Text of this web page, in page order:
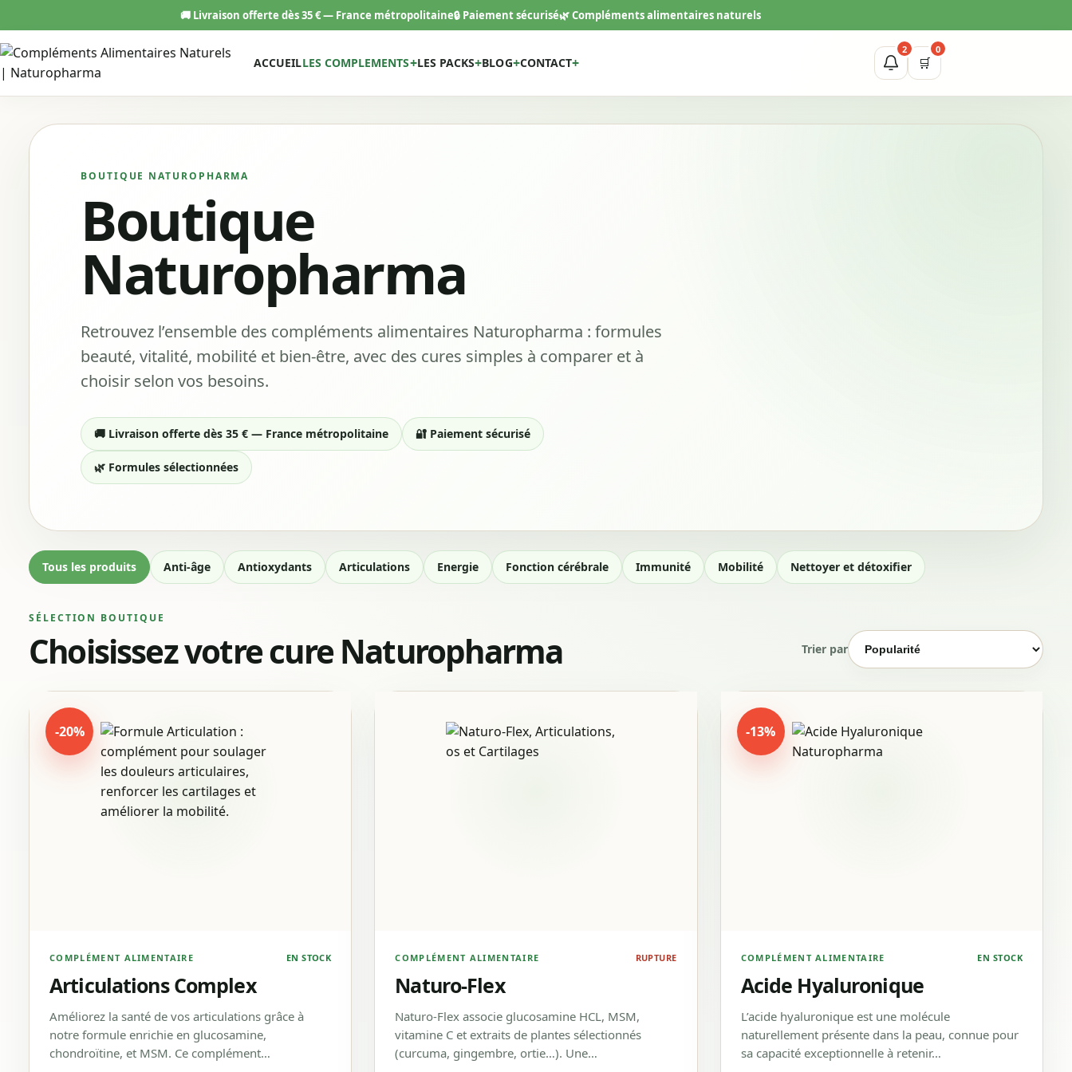
au
contenu
🚚 Livraison offerte dès 35 € — France métropolitaine🔒 Paiement sécurisé🌿 Compléments alimentaires naturels
ACCUEILLES COMPLEMENTS LES PACKS BLOG CONTACT
2
🛒
0
BOUTIQUE NATUROPHARMA
Boutique
Naturopharma
Retrouvez l’ensemble des compléments alimentaires Naturopharma : formules
beauté, vitalité, mobilité et bien-être, avec des cures simples à comparer et à
choisir selon vos besoins.
🚚 Livraison offerte dès 35 € — France métropolitaine 🔐 Paiement sécurisé
🌿 Formules sélectionnées
Tous les produits Anti-âge Antioxydants Articulations Energie Fonction cérébrale Immunité Mobilité Nettoyer et détoxifier
SÉLECTION BOUTIQUE
Choisissez votre cure Naturopharma Trier par
-20%
COMPLÉMENT ALIMENTAIRE EN STOCK
Articulations Complex
Améliorez la santé de vos articulations grâce à
notre formule enrichie en glucosamine,
chondroïtine, et MSM. Ce complément…
COMPLÉMENT ALIMENTAIRE RUPTURE
Naturo-Flex
Naturo-Flex associe glucosamine HCL, MSM,
vitamine C et extraits de plantes sélectionnés
(curcuma, gingembre, ortie…). Une…
-13%
COMPLÉMENT ALIMENTAIRE EN STOCK
Acide Hyaluronique
L’acide hyaluronique est une molécule
naturellement présente dans la peau, connue pour
sa capacité exceptionnelle à retenir…